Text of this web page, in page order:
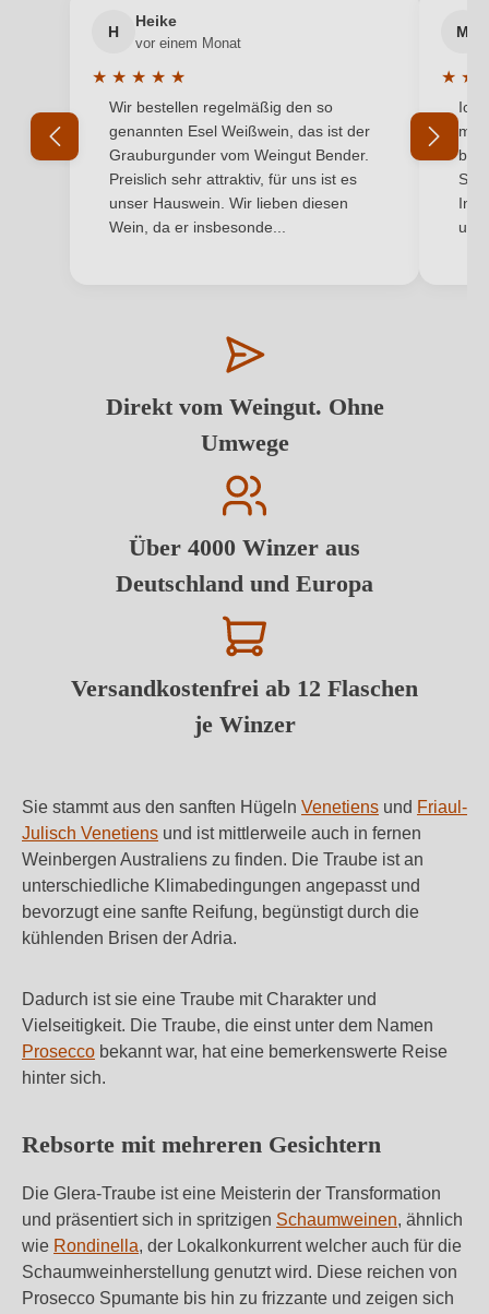
H
Heike
vor einem Monat
★ ★ ★ ★ ★
Durchschnittliche Bewertung von 5 von 5 Sternen
Wir bestellen regelmäßig den so
genannten Esel Weißwein, das ist der
Grauburgunder vom Weingut Bender.
Preislich sehr attraktiv, für uns ist es
unser Hauswein. Wir lieben diesen
Wein, da er insbesonde...
M
★ ★
Ich
mit
und
Direkt vom Weingut. Ohne
Umwege
Über 4000 Winzer aus
Deutschland und Europa
Versandkostenfrei ab 12 Flaschen
je Winzer
Sie stammt aus den sanften Hügeln Venetiens und Friaul-
Julisch Venetiens und ist mittlerweile auch in fernen
Weinbergen Australiens zu finden. Die Traube ist an
unterschiedliche Klimabedingungen angepasst und
bevorzugt eine sanfte Reifung, begünstigt durch die
kühlenden Brisen der Adria.
Dadurch ist sie eine Traube mit Charakter und
Vielseitigkeit. Die Traube, die einst unter dem Namen
Prosecco bekannt war, hat eine bemerkenswerte Reise
hinter sich.
Rebsorte mit mehreren Gesichtern
Die Glera-Traube ist eine Meisterin der Transformation
und präsentiert sich in spritzigen Schaumweinen, ähnlich
wie Rondinella, der Lokalkonkurrent welcher auch für die
Schaumweinherstellung genutzt wird. Diese reichen von
Prosecco Spumante bis hin zu frizzante und zeigen sich